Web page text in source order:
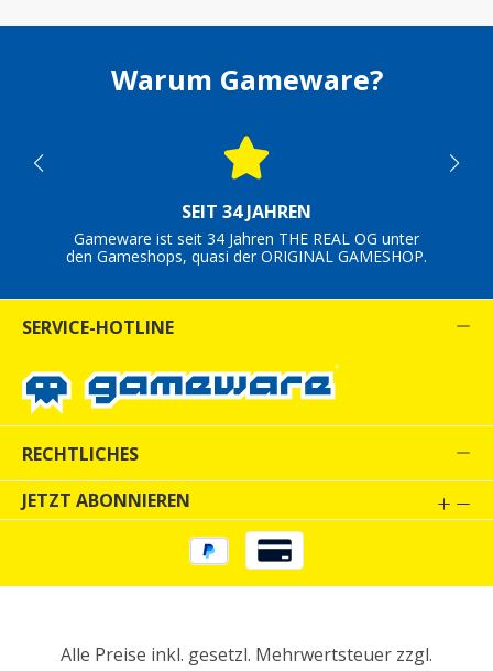
Warum Gameware?
SEIT 34 JAHREN
Gameware ist seit 34 Jahren THE REAL OG unter
den Gameshops, quasi der ORIGINAL GAMESHOP.
SERVICE-HOTLINE
RECHTLICHES
JETZT ABONNIEREN
Alle Preise inkl. gesetzl. Mehrwertsteuer zzgl.